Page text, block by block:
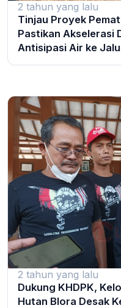
2 tahun yang lalu
Tinjau Proyek
Pastikan Akselerasi
Antisipasi Air ke
2 tahun yang lalu
Dukung KHDPK,
Hutan Blora Desak